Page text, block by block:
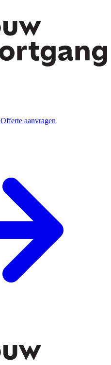
Offerte aanvragen